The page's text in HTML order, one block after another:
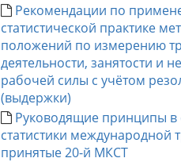
Рекомендации по
статистической практике
положений по измерению
деятельности, занятости и
рабочей силы с учётом
(выдержки)
Руководящие принципы
статистики международной
принятые 20-й МКСТ